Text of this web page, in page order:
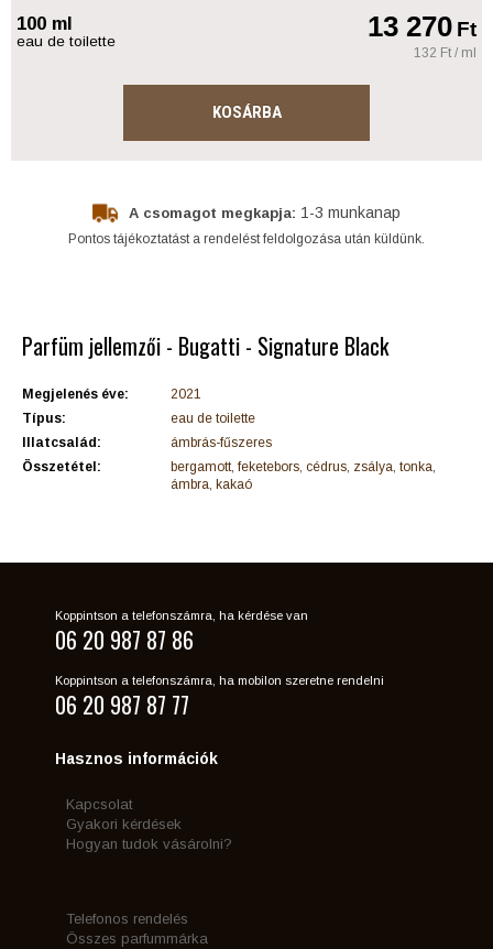
100 ml
eau de toilette 13 270Ft
132 Ft / ml
KOSÁRBA
A csomagot megkapja: 1-3 munkanap
Pontos tájékoztatást a rendelést feldolgozása után küldünk.
Parfüm jellemzői - Bugatti - Signature Black
Megjelenés éve:
2021
Típus:
eau de toilette
Illatcsalád:
ámbrás-fűszeres
Összetétel:
bergamott, feketebors, cédrus, zsálya, tonka,
ámbra, kakaó
Koppintson a telefonszámra, ha kérdése van
06 20 987 87 86
Koppintson a telefonszámra, ha mobilon szeretne rendelni
06 20 987 87 77
Hasznos információk
Kapcsolat
Gyakori kérdések
Hogyan tudok vásárolni?
Telefonos rendelés
Összes parfummárka